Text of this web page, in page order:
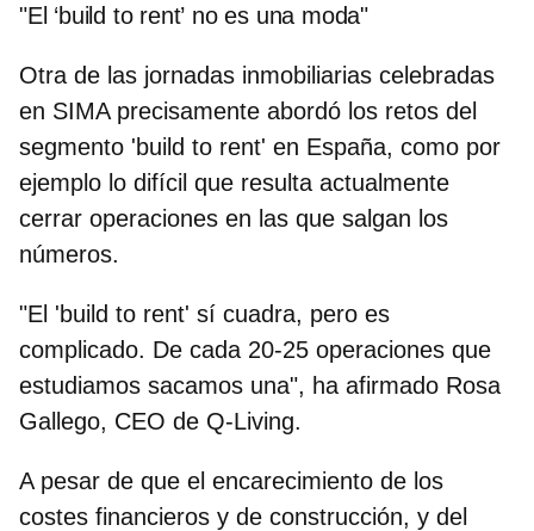
"El ‘build to rent’ no es una moda"
Otra de las jornadas inmobiliarias celebradas
en SIMA precisamente abordó los retos del
segmento 'build to rent' en España, como por
ejemplo lo difícil que resulta actualmente
cerrar operaciones en las que salgan los
números.
"El 'build to rent' sí cuadra, pero es
complicado. De cada 20-25 operaciones que
estudiamos sacamos una", ha afirmado Rosa
Gallego, CEO de Q-Living.
A pesar de que el encarecimiento de los
costes financieros y de construcción, y del